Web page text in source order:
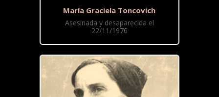
María Graciela Toncovich
Asesinada y desaparecida el
22/11/1976